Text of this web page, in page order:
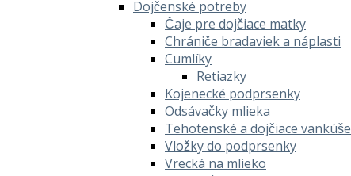
Dojčenské potreby
Čaje pre dojčiace matky
Chrániče bradaviek a náplasti
Cumlíky
Retiazky
Kojenecké podprsenky
Odsávačky mlieka
Tehotenské a dojčiace vankúše
Vložky do podprsenky
Vrecká na mlieko